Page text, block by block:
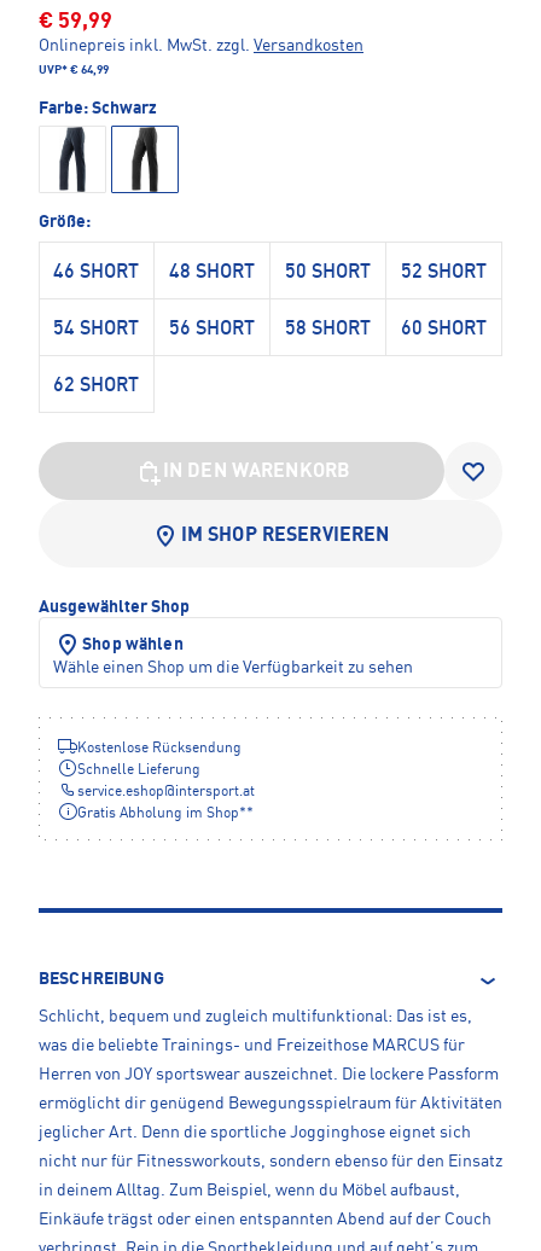
€ 59,99
Onlinepreis inkl. MwSt. zzgl. Versandkosten
UVP* € 64,99
Farbe: Schwarz
Größe:
46 SHORT 48 SHORT 50 SHORT 52 SHORT
54 SHORT 56 SHORT 58 SHORT 60 SHORT
62 SHORT
IN DEN WARENKORB
IM SHOP RESERVIEREN
Ausgewählter Shop
Shop wählen
Wähle einen Shop um die Verfügbarkeit zu sehen
Kostenlose Rücksendung
Schnelle Lieferung
service.eshop@intersport.at
Gratis Abholung im Shop**
BESCHREIBUNG
Schlicht, bequem und zugleich multifunktional: Das ist es,
was die beliebte Trainings- und Freizeithose MARCUS für
Herren von JOY sportswear auszeichnet. Die lockere Passform
ermöglicht dir genügend Bewegungsspielraum für Aktivitäten
jeglicher Art. Denn die sportliche Jogginghose eignet sich
nicht nur für Fitnessworkouts, sondern ebenso für den Einsatz
in deinem Alltag. Zum Beispiel, wenn du Möbel aufbaust,
Einkäufe trägst oder einen entspannten Abend auf der Couch